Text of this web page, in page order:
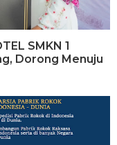
SMKN 1
Dorong Menuju